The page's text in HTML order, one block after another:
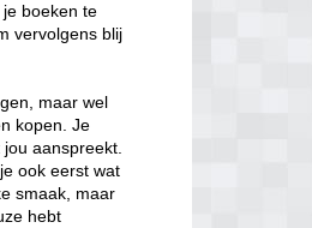
boeken te
vervolgens blij
maar wel
kopen. Je
aanspreekt.
ook eerst wat
smaak, maar
hebt